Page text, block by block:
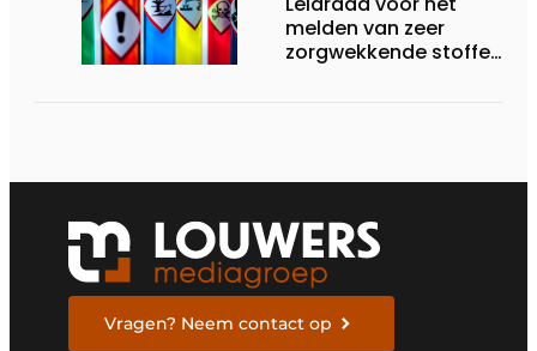
melden van zeer
zorgwekkende stoffen
Vragen? Neem contact op